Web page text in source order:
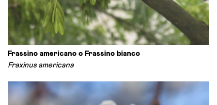
Frassino americano o Frassino bianco
Fraxinus americana